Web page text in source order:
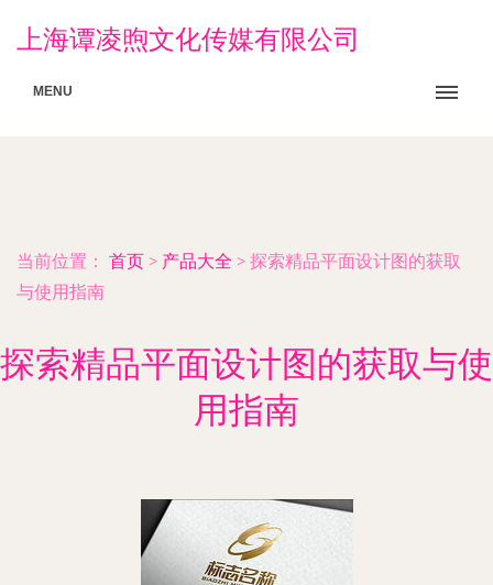
上海谭凌煦文化传媒有限公司
MENU
当前位置： 首页 > 产品大全 > 探索精品平面设计图的获取
与使用指南
探索精品平面设计图的获取与使
用指南